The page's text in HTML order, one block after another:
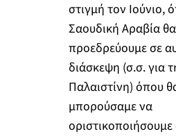
στιγμή τον Ιούνιο,
Σαουδική Αραβία θα
προεδρεύουμε σε
διάσκεψη (σ.σ. για
Παλαιστίνη) όπου
μπορούσαμε να